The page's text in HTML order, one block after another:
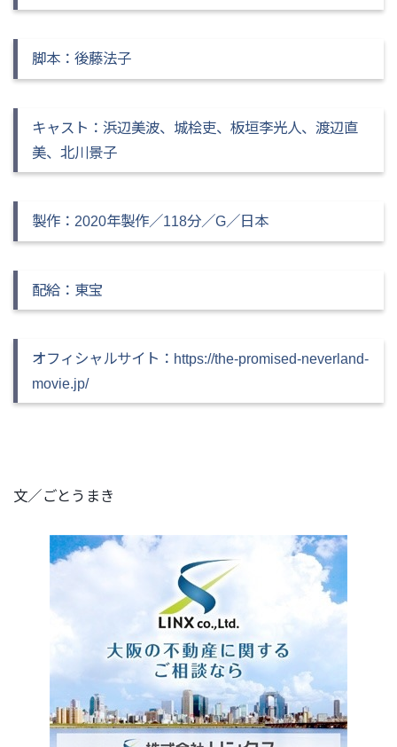
脚本：後藤法子
キャスト：浜辺美波、城桧吏、板垣李光人、渡辺直
美、北川景子
製作：2020年製作／118分／G／日本
配給：東宝
オフィシャルサイト：https://the-promised-neverland-
movie.jp/
文／ごとうまき